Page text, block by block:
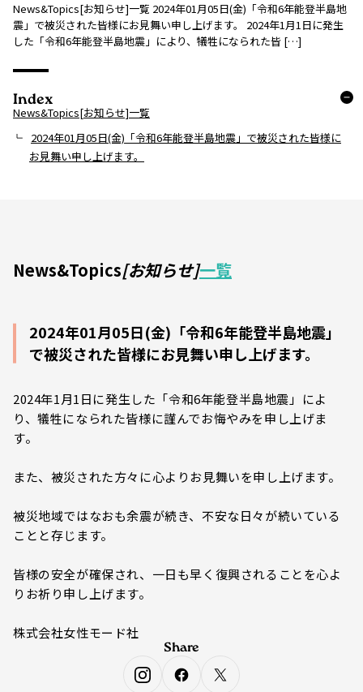
News&Topics[お知らせ]一覧 2024年01月05日(金)「令和6年能登半島地
震」で被災された皆様にお見舞い申し上げます。 2024年1月1日に発生
した「令和6年能登半島地震」により、犠牲になられた皆 […]
Index
News&Topics[お知らせ]一覧
2024年01月05日(金)「令和6年能登半島地震」で被災された皆様に
お見舞い申し上げます。
News&Topics[お知らせ]一覧
2024年01月05日(金)「令和6年能登半島地震」
で被災された皆様にお見舞い申し上げます。
2024年1月1日に発生した「令和6年能登半島地震」によ
り、犠牲になられた皆様に謹んでお悔やみを申し上げま
す。
また、被災された方々に心よりお見舞いを申し上げます。
被災地域ではなおも余震が続き、不安な日々が続いている
ことと存じます。
皆様の安全が確保され、一日も早く復興されることを心よ
りお祈り申し上げます。
株式会社女性モード社
Share